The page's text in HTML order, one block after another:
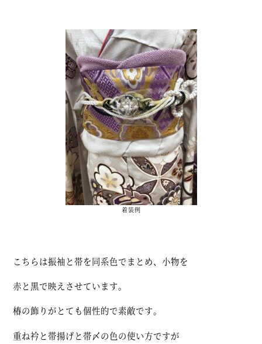
着装例
こちらは振袖と帯を同系色でまとめ、小物を
赤と黒で映えさせています。
椿の飾りがとても個性的で素敵です。
重ね衿と帯揚げと帯〆の色の使い方ですが